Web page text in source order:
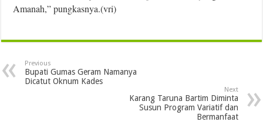
Amanah,” pungkasnya.(vri)
Previous
Bupati Gumas Geram Namanya
Dicatut Oknum Kades
Next
Karang Taruna Bartim Diminta
Susun Program Variatif dan
Bermanfaat